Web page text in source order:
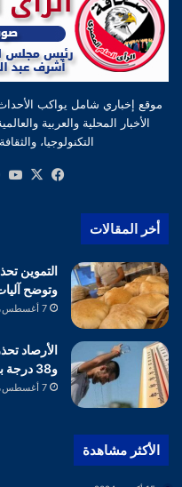
موقع إخباري شامل يواكب
الأخبار المحلية والعربية
التكنولوجيا،
فيسبوك
‫X
أخر المقالات
التموين
وتوضح آليات
7 أغسطس، 2026
الأرصاد
و38 درجة بالقاهرة
7 أغسطس، 2026
الأكثر مشاهدة